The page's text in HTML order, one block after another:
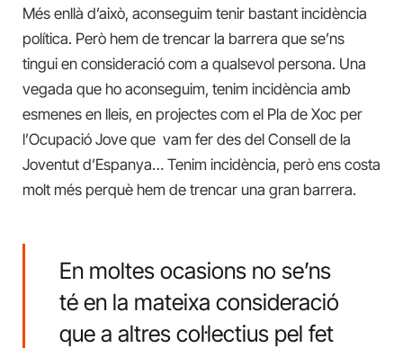
Més enllà d’això, aconseguim tenir bastant incidència
política. Però hem de trencar la barrera que se’ns
tingui en consideració com a qualsevol persona. Una
vegada que ho aconseguim, tenim incidència amb
esmenes en lleis, en projectes com el Pla de Xoc per
l’Ocupació Jove que vam fer des del Consell de la
Joventut d’Espanya… Tenim incidència, però ens costa
molt més perquè hem de trencar una gran barrera.
En moltes ocasions no se’ns
té en la mateixa consideració
que a altres col·lectius pel fet